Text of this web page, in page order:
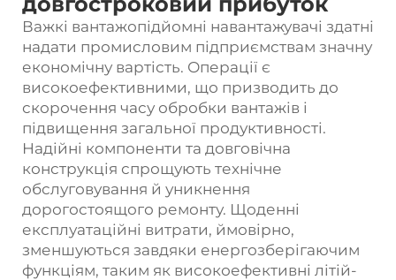
Важкі вантажопідйомні навантажувачі здатні
надати промисловим підприємствам значну
економічну вартість. Операції є
високоефективними, що призводить до
скорочення часу обробки вантажів і
підвищення загальної продуктивності.
Надійні компоненти та довговічна
конструкція спрощують технічне
обслуговування й уникнення
дорогостоящого ремонту. Щоденні
експлуатаційні витрати, ймовірно,
зменшуються завдяки енергозберігаючим
функціям, таким як високоефективні літій-